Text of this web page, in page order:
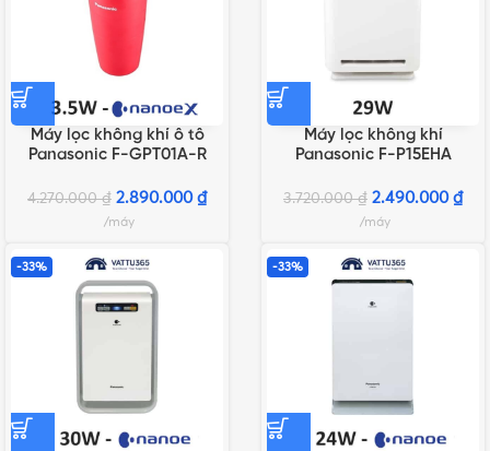
Máy lọc không khí ô tô
Panasonic F-GPT01A-R
4.270.000₫ 2.890.000 ₫
máy
Máy lọc không khí
Panasonic F-P15EHA
3.720.000₫ 2.490.000 ₫
máy
-33% -33%